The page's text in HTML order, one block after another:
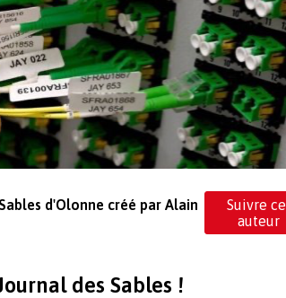
d'Olonne créé par Alain
Suivre
auteur
des Sables !